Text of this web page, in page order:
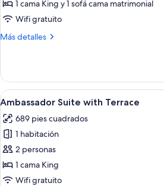
junior
1 cama King y 1 sofá cama matrimonial
Wifi gratuito
Más detalles
Más
junior
Abrir
todas
las
fotos
de
Ambassador
Suite
Un
13
Ambassador Suite with Terrace
689 pies cuadrados
1 habitación
2 personas
1 cama King
Wifi gratuito